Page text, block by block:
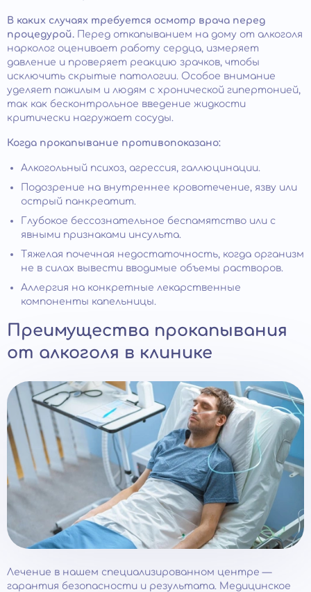
В каких случаях требуется осмотр врача перед
процедурой.
Перед откапыванием на дому от алкоголя
нарколог оценивает работу сердца, измеряет
давление и проверяет реакцию зрачков, чтобы
исключить скрытые патологии. Особое внимание
уделяет пожилым и людям с хронической гипертонией,
так как бесконтрольное введение жидкости
критически нагружает сосуды.
Когда прокапывание противопоказано:
Алкогольный психоз, агрессия, галлюцинации.
Подозрение на внутреннее кровотечение, язву или
острый панкреатит.
Глубокое бессознательное беспамятство или с
явными признаками инсульта.
Тяжелая почечная недостаточность, когда организм
не в силах вывести вводимые объемы растворов.
Аллергия на конкретные лекарственные
компоненты капельницы.
Преимущества прокапывания
от алкоголя в клинике
Лечение в нашем специализированном центре —
гарантия безопасности и результата. Медицинское